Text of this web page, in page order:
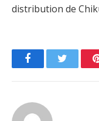
distribution de
FacebookTwitter